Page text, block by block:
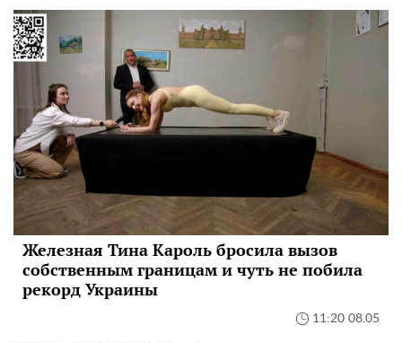
Железная Тина Кароль бросила вызов
собственным границам и чуть не побила
рекорд Украины
11:20 08.05